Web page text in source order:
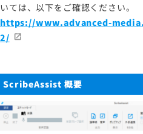
いては、以下をご確認ください。
https://www.advanced-
2/
ScribeAssist 概要